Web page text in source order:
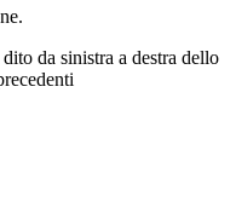
da sinistra a destra dello